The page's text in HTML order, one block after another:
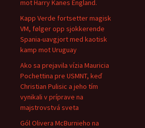
mot Harry Kanes England.
Kapp Verde fortsetter magisk
VM, følger opp sjokkerende
Spania-uavgjort med kaotisk
kamp mot Uruguay
Ako sa prejavila vízia Mauricia
Pochettina pre USMNT, keď
Christian Pulisic a jeho tím
vynikali v príprave na
majstrovstvá sveta
Gól Olivera McBurnieho na